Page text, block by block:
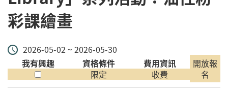
彩課繪畫
2026-05-02 ~ 2026-05-30
我有興趣
資格條件
限定
費用資訊
收費
開放報
名